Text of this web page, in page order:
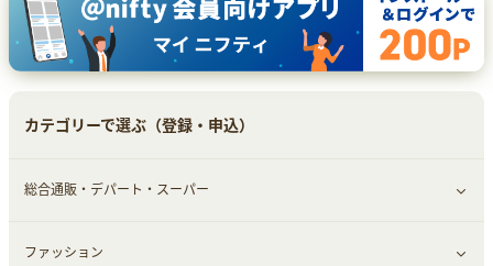
カテゴリーで選ぶ（登録・申込）
総合通販・デパート・スーパー
すべて見る
ファッション